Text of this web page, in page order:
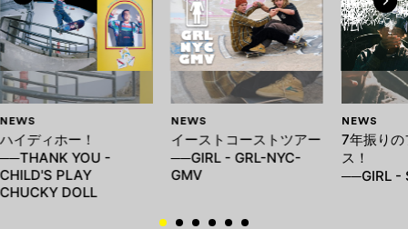
NEWS
ハイディホー！
──THANK YOU -
CHILD'S PLAY
CHUCKY DOLL
NEWS
イーストコーストツアー
──GIRL - GRL-NYC-
GMV
NEWS
7年振りの
ス！
──GIRL -